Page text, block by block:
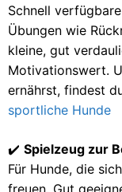
Schnell
Übungen wie
kleine, gut
Motivationswert.
ernährst, findest
sportliche Hunde
✔️ Spielzeug zur
Für Hunde, die